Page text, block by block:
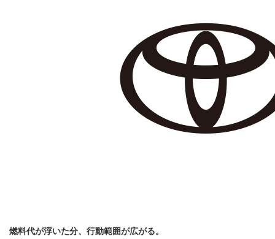
燃料代が浮いた分、行動範囲が広がる。